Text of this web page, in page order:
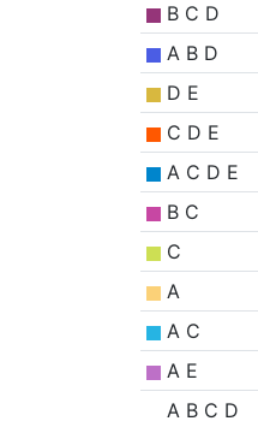
B C D
A B D
D E
C D E
A C D E
B C
C
A
A C
A E
A B C D